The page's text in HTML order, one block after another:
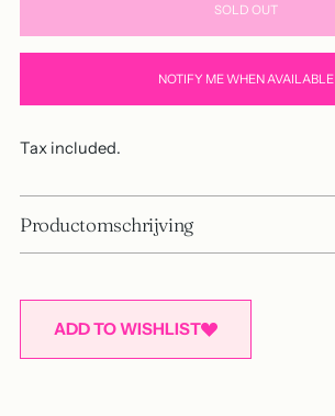
SOLD OUT
NOTIFY ME WHEN AVAILABLE
Tax included.
Productomschrijving
ADD TO WISHLIST